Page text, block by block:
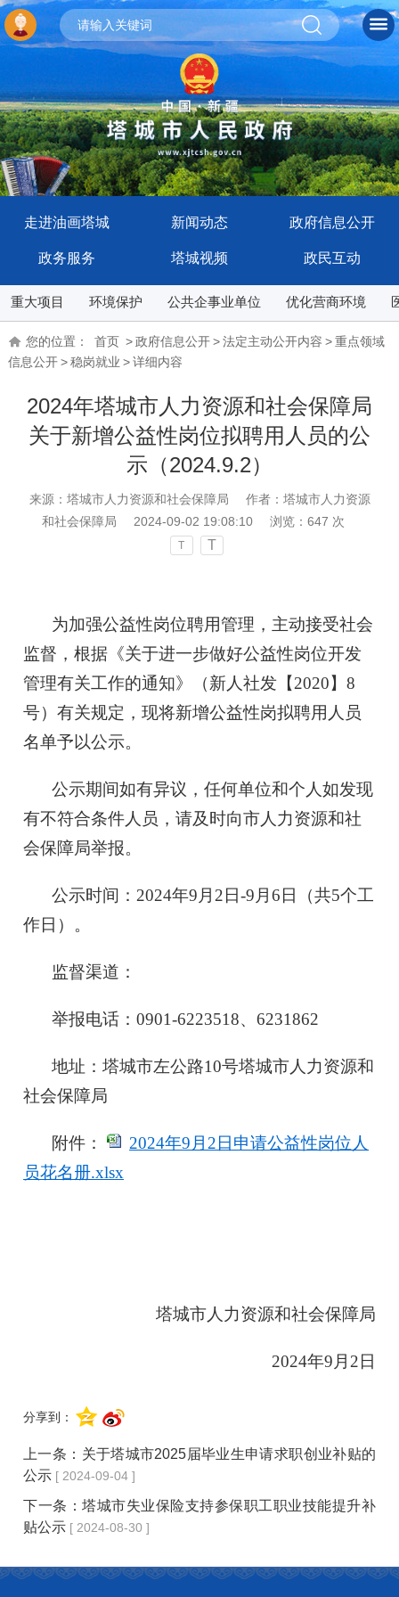
走进油画塔城 新闻动态 政府信息公开
政务服务 塔城视频 政民互动
重大项目 环境保护 公共企事业单位 优化营商环境
您的位置： 首页 >政府信息公开>法定主动公开内容 >重点领域
信息公开>稳岗就业 >详细内容
2024年塔城市人力资源和社会保障局
关于新增公益性岗位拟聘用人员的公
示（2024.9.2）
来源：塔城市人力资源和社会保障局
作者：塔城市人力资源
和社会保障局
2024-09-02 19:08:10 浏览： 647 次
T T
为加强公益性岗位聘用管理，主动接受社会
监督，根据《关于进一步做好公益性岗位开发
管理有关工作的通知》（新人社发【2020】8
号）有关规定，现将新增公益性岗拟聘用人员
名单予以公示。
公示期间如有异议，任何单位和个人如发现
有不符合条件人员，请及时向市人力资源和社
会保障局举报。
公示时间：2024年9月2日-9月6日（共5个工
作日）。
监督渠道：
举报电话：0901-6223518、6231862
地址：塔城市左公路10号塔城市人力资源和
社会保障局
附件：
2024年9月2日申请公益性岗位人
员花名册.xlsx
塔城市人力资源和社会保障局
2024年9 月2日
分享到：
上一条： 关于塔城市2025届毕业生申请求职创业补贴的
公示 [ 2024-09-04 ]
下一条：塔城市失业保险支持参保职工职业技能提升补
贴公示 [ 2024-08-30 ]